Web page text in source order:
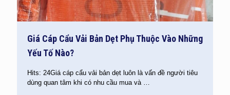
Giá Cáp Cẩu Vải Bản Dẹt Phụ Thuộc Vào Những
Yếu Tố Nào?
Hits: 24Giá cáp cẩu vải bản dẹt luôn là vấn đề người tiêu
dùng quan tâm khi có nhu cầu mua và…